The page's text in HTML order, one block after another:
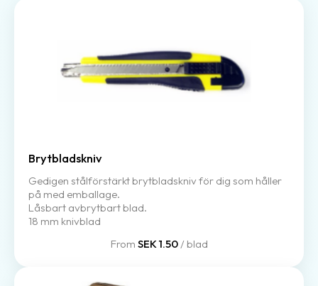
Brytbladskniv
Gedigen stålförstärkt brytbladskniv för dig som håller
på med emballage.
Låsbart avbrytbart blad.
18 mm knivblad
From SEK 1.50/ blad